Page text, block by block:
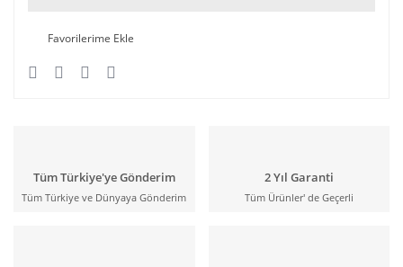
Tüm Türkiye'ye Gönderim
Tüm Türkiye ve Dünyaya Gönderim
2 Yıl Garanti
Tüm Ürünler' de Geçerli